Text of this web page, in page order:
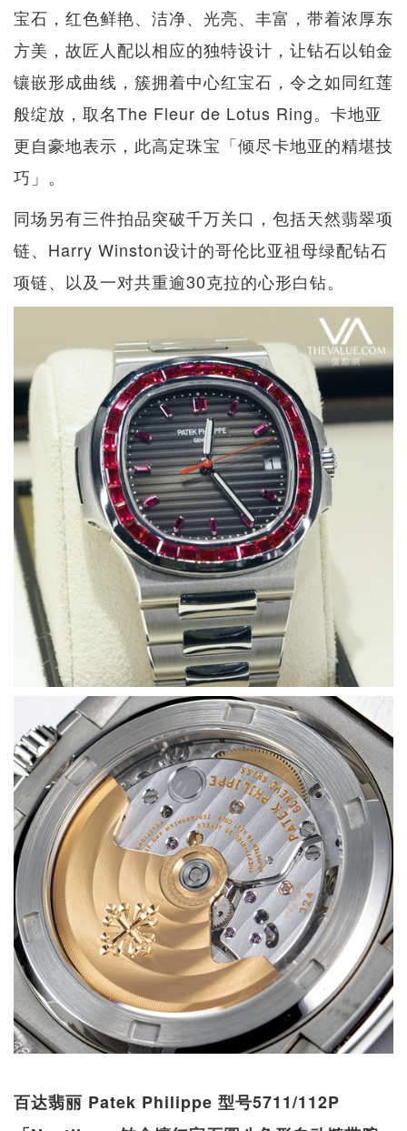
宝石，红色鲜艳、洁净、光亮、丰富，带着浓厚东
方美，故匠人配以相应的独特设计，让钻石以铂金
镶嵌形成曲线，簇拥着中心红宝石，令之如同红莲
般绽放，取名The Fleur de Lotus Ring。卡地亚
更自豪地表示，此高定珠宝「倾尽卡地亚的精堪技
巧」。
同场另有三件拍品突破千万关口，包括天然翡翠项
链、Harry Winston设计的哥伦比亚祖母绿配钻石
项链、以及一对共重逾30克拉的心形白钻。
百达翡丽 Patek Philippe 型号5711/112P